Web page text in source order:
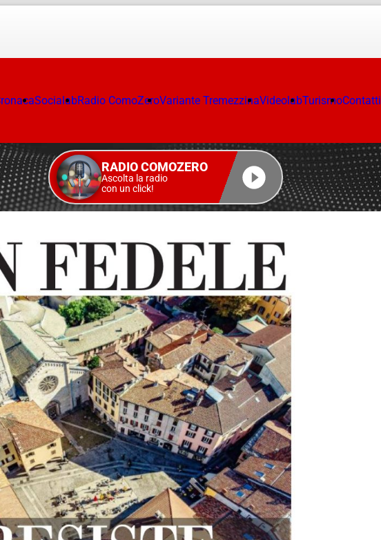
SocialabRadio ComoZeroVariante TremezzinaVideolabTurismoContatti
RADIO COMOZERO
Ascolta la radio
con un click!